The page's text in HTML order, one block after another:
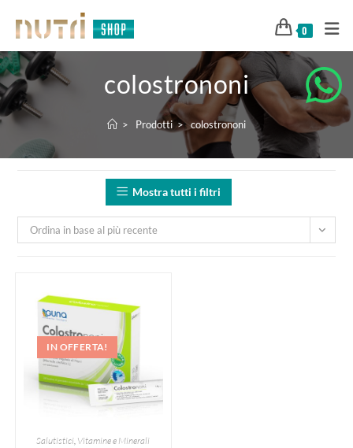
0
colostrononi
> Prodotti > colostrononi
Mostra tutti i filtri
Ordina in base al più recente
IN OFFERTA!
Salutistici, Vitamine e Minerali